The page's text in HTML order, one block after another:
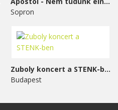
Sopron
Zuboly koncert a STENK-ben
Budapest